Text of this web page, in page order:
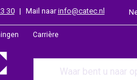
30 | Mail naarinfo@catec.nl
Carrière